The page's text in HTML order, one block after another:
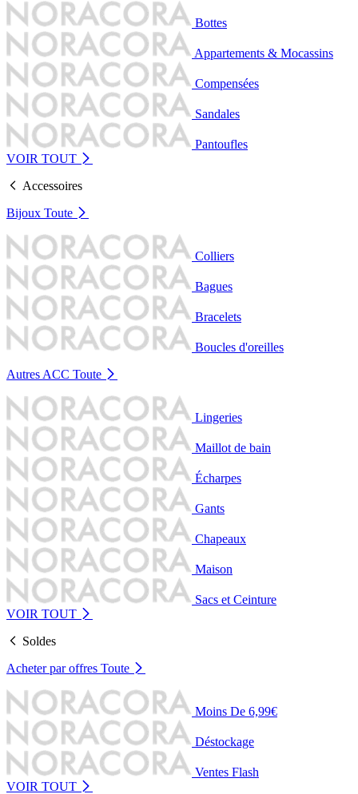
Bottes
Appartements & Mocassins
Compensées
Sandales
Pantoufles
VOIR TOUT
Accessoires
Bijoux Toute
Colliers
Bagues
Bracelets
Boucles d'oreilles
Autres ACC Toute
Lingeries
Maillot de bain
Écharpes
Gants
Chapeaux
Maison
Sacs et Ceinture
VOIR TOUT
Soldes
Acheter par offres Toute
Moins De 6,99€
Déstockage
Ventes Flash
VOIR TOUT